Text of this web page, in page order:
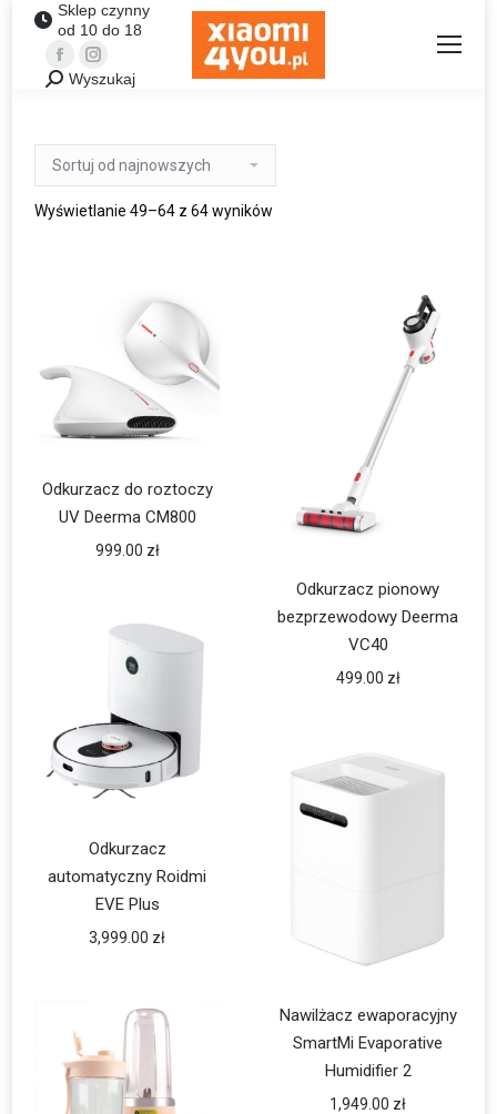
Sklep czynny
od 10 do 18
FacebookInstagram
Szukaj:Wyszukaj
Wyświetlanie 49–64 z 64 wyników
Odkurzacz do roztoczy
UV Deerma CM800
999.00 zł
Odkurzacz pionowy
bezprzewodowy Deerma
VC40
499.00 zł
Odkurzacz
automatyczny Roidmi
EVE Plus
3,999.00 zł
Nawilżacz ewaporacyjny
SmartMi Evaporative
Humidifier 2
1,949.00 zł